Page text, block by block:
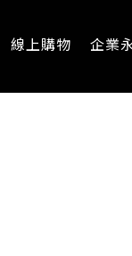
線上購物 企業